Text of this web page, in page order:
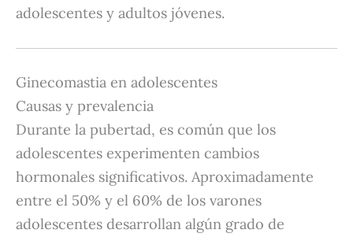
adolescentes y adultos jóvenes.
Ginecomastia en adolescentes
Causas y prevalencia
Durante la pubertad, es común que los
adolescentes experimenten cambios
hormonales significativos. Aproximadamente
entre el 50% y el 60% de los varones
adolescentes desarrollan algún grado de